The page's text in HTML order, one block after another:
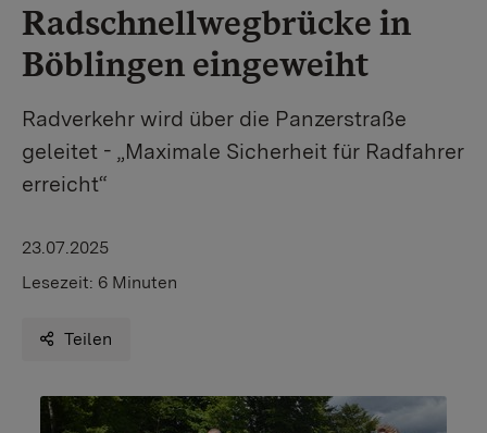
Radschnellwegbrücke in
Böblingen eingeweiht
Radverkehr wird über die Panzerstraße
geleitet - „Maximale Sicherheit für Radfahrer
erreicht“
23.07.2025
Lesezeit: 6 Minuten
Teilen